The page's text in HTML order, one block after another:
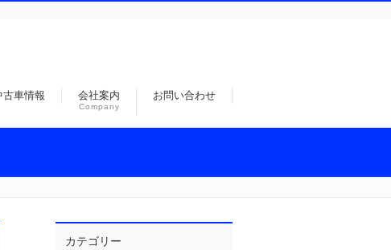
古車情報 会社案内
Company
お問い合わせ
カテゴリー